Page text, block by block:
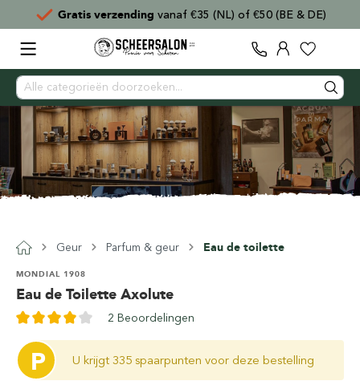
vanaf €35 (NL) of €50 (BE & DE) Voor
Geur Parfum & geur Eau de toilette
Eau de Toilette Axolute
MONDIAL 1908
2 Beoordelingen
P U krijgt 335 spaarpunten voor deze bestelling